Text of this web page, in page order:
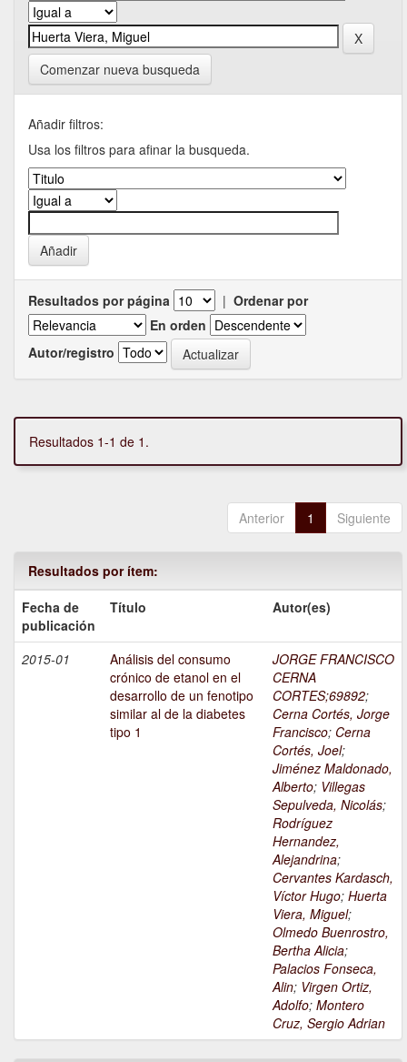
Comenzar nueva busqueda
Añadir filtros:
Usa los filtros para afinar la busqueda.
Resultados por página | Ordenar por
En orden
Autor/registro
Resultados 1-1 de 1.
Anterior 1 Siguiente
Resultados por ítem:
Fecha de
publicación
Título Autor(es)
2015-01
Análisis del consumo
crónico de etanol en el
desarrollo de un fenotipo
similar al de la diabetes
tipo 1
JORGE FRANCISCO
CERNA
CORTES;69892;
Cerna Cortés, Jorge
Francisco; Cerna
Cortés, Joel;
Jiménez Maldonado,
Alberto; Villegas
Sepulveda, Nicolás;
Rodríguez
Hernandez,
Alejandrina;
Cervantes Kardasch,
Víctor Hugo; Huerta
Viera, Miguel;
Olmedo Buenrostro,
Bertha Alicia;
Palacios Fonseca,
Alin; Virgen Ortiz,
Adolfo; Montero
Cruz, Sergio Adrian